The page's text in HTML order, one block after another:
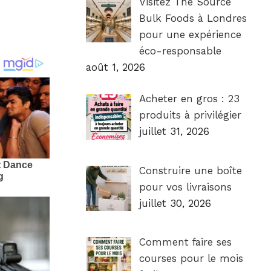
Bulk Foods à Londres
pour une expérience
éco-responsable
août 1, 2026
Acheter en gros : 23
produits à privilégier
juillet 31, 2026
Construire une boîte
pour vos livraisons
juillet 30, 2026
Comment faire ses
courses pour le mois